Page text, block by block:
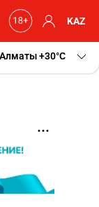
KAZ
Алматы+30 C